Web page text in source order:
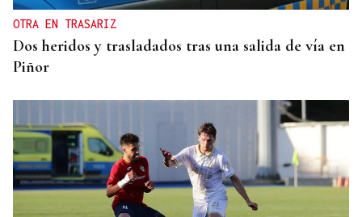
OTRA EN TRASARIZ
Dos heridos y trasladados tras una salida de vía en
Piñor